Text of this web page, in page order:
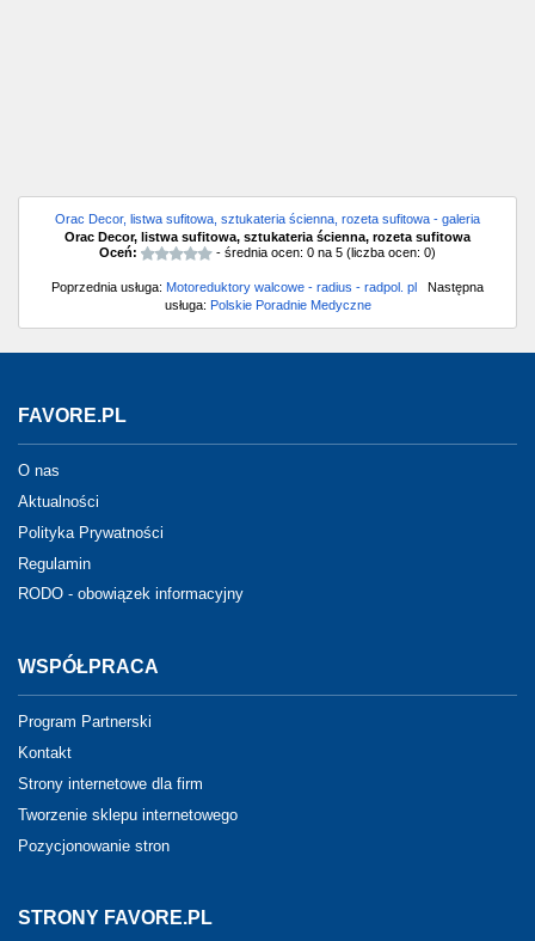
Orac Decor, listwa sufitowa, sztukateria ścienna, rozeta sufitowa - galeria
Orac Decor, listwa sufitowa, sztukateria ścienna, rozeta sufitowa
Oceń:
- średnia ocen: 0 na 5 (liczba ocen: 0)
Poprzednia usługa: Motoreduktory walcowe - radius - radpol. pl Następna
usługa: Polskie Poradnie Medyczne
FAVORE.PL
O nas
Aktualności
Polityka Prywatności
Regulamin
RODO - obowiązek informacyjny
WSPÓŁPRACA
Program Partnerski
Kontakt
Strony internetowe dla firm
Tworzenie sklepu internetowego
Pozycjonowanie stron
STRONY FAVORE.PL